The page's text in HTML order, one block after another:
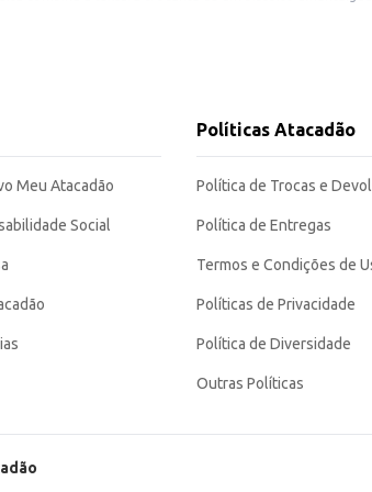
Meu Atacadão
Social
Políticas Atacadão
Política de Trocas e
Política de Entregas
Termos e Condições de
Políticas de Privacidade
Política de Diversidade
Outras Políticas